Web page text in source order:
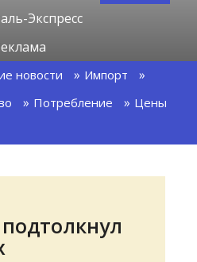
Экспресс
новости
Импорт
Потребление
Цены